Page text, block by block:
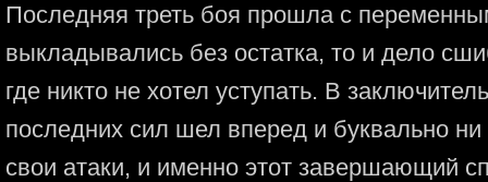
Последняя треть боя прошла с
выкладывались без остатка, то и дело
где никто не хотел уступать. В
последних сил шел вперед и буквально
свои атаки, и именно этот завершающий